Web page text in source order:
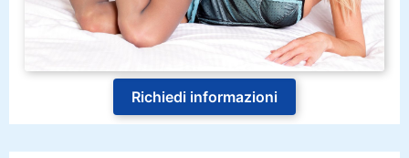
Richiedi informazioni